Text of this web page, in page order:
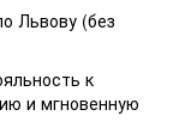
Львову (без
к
и мгновенную